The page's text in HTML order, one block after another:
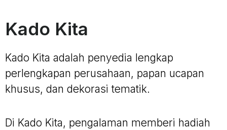
Kado Kita
Kado Kita adalah penyedia lengkap
perlengkapan perusahaan, papan ucapan
khusus, dan dekorasi tematik.
Di Kado Kita, pengalaman memberi hadiah